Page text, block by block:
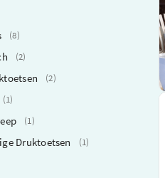
8
2
2
1
1
Druktoetsen 1